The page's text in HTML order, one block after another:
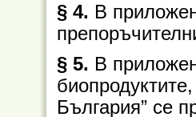
§ 4. В
§ 5. В
България” се